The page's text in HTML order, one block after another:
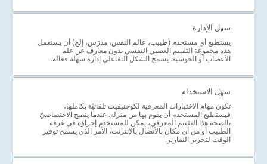
سهل الإدارة
يستطيع أي مستخدم (طبيب، عالم النفس، مدرّس، إلخ) أن يستعمل
هذه مجموعة التقييم العصبي-النفسي بدون معارف عن علم
الأعصاب أو الحوسبة. يسمح الشكل التفاعلي إدارة سهلة فعالة.
سهل الاستخدام
تكون مهام الاختبارات المعرفية لكوجنيفيت تلقائيّة بكاملها،
فيستطيع المستخدم أن يقوم بها من منزله. عندما ينصح الاختصاصيّ
بالصحة هذا التقييم المعرفي، يمكن للمستخدم إجراؤه في غرفة
الطبيب أو من أي مكان بالأتصال بالإنترنت، الأمر الذي يسمح توفير
الوقت لتحرير التقارير.